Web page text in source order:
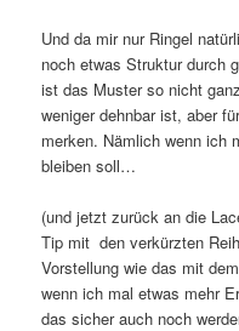
Und da mir nur Ringel
noch etwas Struktur durch
ist das Muster so nicht
weniger dehnbar ist, aber
merken. Nämlich wenn ich
bleiben soll…
(und jetzt zurück an die
Tip mit den verkürzten
Vorstellung wie das mit
wenn ich mal etwas mehr
das sicher auch noch